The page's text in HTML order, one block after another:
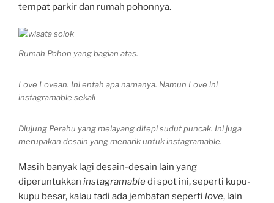
tempat parkir dan rumah pohonnya.
Rumah Pohon yang bagian atas.
Love Lovean. Ini entah apa namanya. Namun Love ini
instagramable sekali
Diujung Perahu yang melayang ditepi sudut puncak. Ini juga
merupakan desain yang menarik untuk instagramable.
Masih banyak lagi desain-desain lain yang
diperuntukkan instagramabledi spot ini, seperti kupu-
kupu besar, kalau tadi ada jembatan seperti love, lain